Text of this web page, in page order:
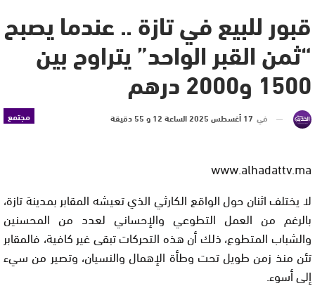
قبور للبيع في تازة .. عندما يصبح
“ثمن القبر الواحد” يتراوح بين
1500 و2000 درهم
مجتمع في 17 أغسطس 2025 الساعة 12 و 55 دقيقة
www.alhadattv.ma
لا يختلف اثنان حول الواقع الكارثي الذي تعيشه المقابر بمدينة تازة،
بالرغم من العمل التطوعي والإحساني لعدد من المحسنين
والشباب المتطوع، ذلك أن هذه التحركات تبقى غير كافية، فالمقابر
تئن منذ زمن طويل تحت وطأة الإهمال والنسيان، وتصير من سيء
إلى أسوء.